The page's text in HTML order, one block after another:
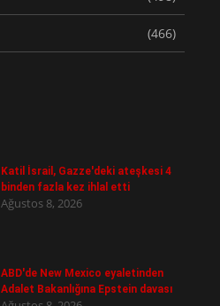
(466)
Katil İsrail, Gazze'deki ateşkesi 4
binden fazla kez ihlal etti
Ağustos 8, 2026
ABD'de New Mexico eyaletinden
Adalet Bakanlığına Epstein davası